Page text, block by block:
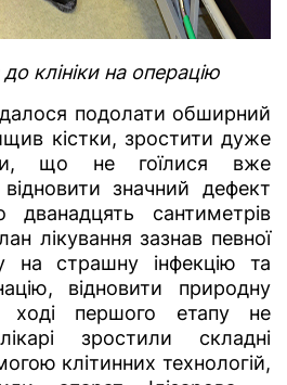
клініки на операцію
подолати обширний
кістки, зростити дуже
що не гоїлися вже
значний дефект
сантиметрів
лікування зазнав певної
на страшну інфекцію та
відновити природну
першого етапу не
зростили складні
клітинних технологій,